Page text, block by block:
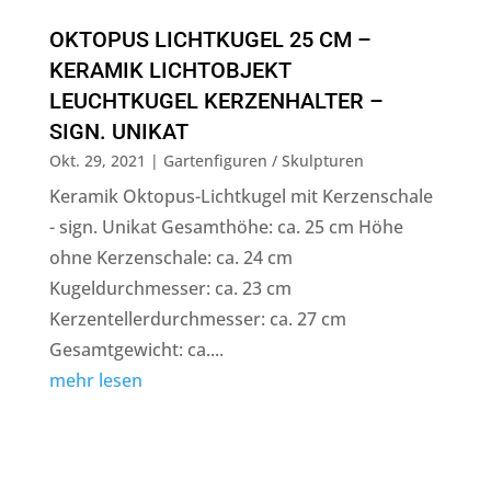
OKTOPUS LICHTKUGEL 25 CM –
KERAMIK LICHTOBJEKT
LEUCHTKUGEL KERZENHALTER –
SIGN. UNIKAT
Okt. 29, 2021 | Gartenfiguren / Skulpturen
Keramik Oktopus-Lichtkugel mit Kerzenschale
- sign. Unikat Gesamthöhe: ca. 25 cm Höhe
ohne Kerzenschale: ca. 24 cm
Kugeldurchmesser: ca. 23 cm
Kerzentellerdurchmesser: ca. 27 cm
Gesamtgewicht: ca....
mehr lesen